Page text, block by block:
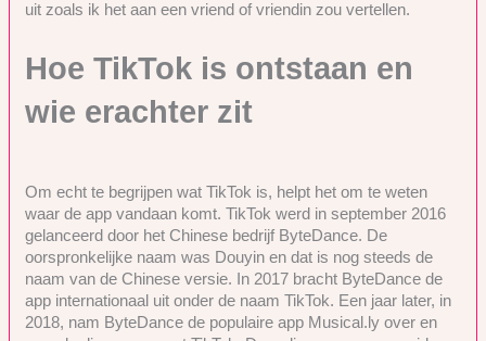
uit zoals ik het aan een vriend of vriendin zou vertellen.
Hoe TikTok is ontstaan en
wie erachter zit
Om echt te begrijpen wat TikTok is, helpt het om te weten
waar de app vandaan komt. TikTok werd in september 2016
gelanceerd door het Chinese bedrijf ByteDance. De
oorspronkelijke naam was Douyin en dat is nog steeds de
naam van de Chinese versie. In 2017 bracht ByteDance de
app internationaal uit onder de naam TikTok. Een jaar later, in
2018, nam ByteDance de populaire app Musical.ly over en